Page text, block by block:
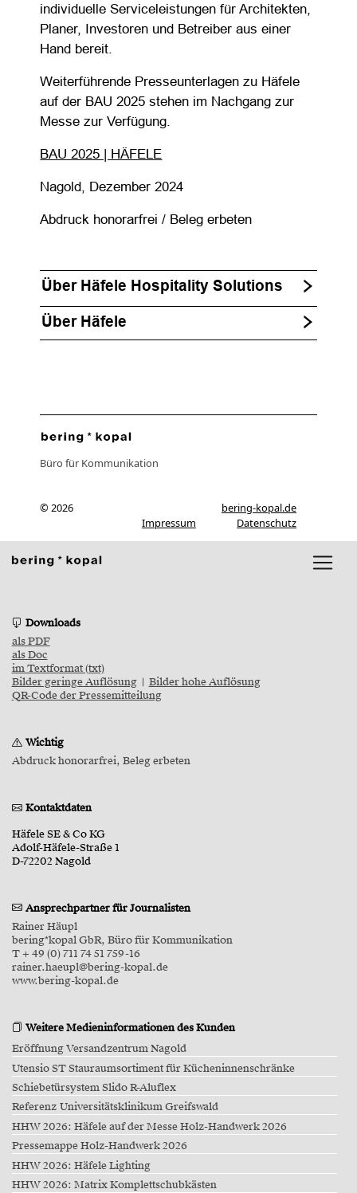
individuelle Serviceleistungen für Architekten,
Planer, Investoren und Betreiber aus einer
Hand bereit.
Weiterführende Presseunterlagen zu Häfele
auf der BAU 2025 stehen im Nachgang zur
Messe zur Verfügung.
BAU 2025 | HÄFELE
Nagold, Dezember 2024
Abdruck honorarfrei / Beleg erbeten
Über Häfele Hospitality Solutions
Über Häfele
Büro für Kommunikation
© 2026
bering-kopal.de
Datenschutz
Impressum
Downloads
als PDF
als Doc
im Textformat (txt)
Bilder geringe Auflösung| Bilder hohe Auflösung
QR-Code der Pressemitteilung
Wichtig
Abdruck honorarfrei, Beleg erbeten
Kontaktdaten
Häfele SE & Co KG
Adolf-Häfele-Straße 1
D-72202 Nagold
Ansprechpartner für Journalisten
Rainer Häupl
bering*kopal GbR, Büro für Kommunikation
T + 49 (0) 711 74 51 759-16
rainer.haeupl@bering-kopal.de
www.bering-kopal.de
Weitere Medieninformationen des Kunden
Eröffnung Versandzentrum Nagold
Utensio ST Stauraumsortiment für Kücheninnenschränke
Schiebetürsystem Slido R-Aluflex
Referenz Universitätsklinikum Greifswald
HHW 2026: Häfele auf der Messe Holz-Handwerk 2026
Pressemappe Holz-Handwerk 2026
HHW 2026: Häfele Lighting
HHW 2026: Matrix Komplettschubkästen